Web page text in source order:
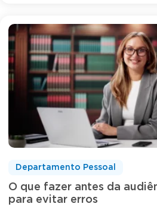
O que fazer antes da
para evitar erros
Departamento Pessoal